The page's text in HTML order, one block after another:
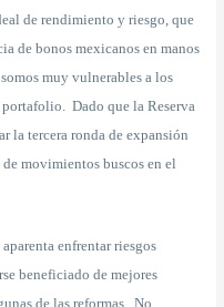
de rendimiento y riesgo, que
de bonos mexicanos en manos
muy vulnerables a los
Dado que la Reserva
la tercera ronda de expansión
movimientos buscos en el
enfrentar riesgos
beneficiado de mejores
de las reformas. No